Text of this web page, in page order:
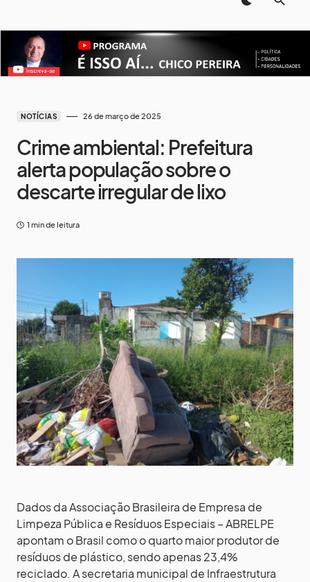
NOTÍCIAS 26 de março de 2025
Crime ambiental: Prefeitura
alerta população sobre o
descarte irregular de lixo
1 min de leitura
Dados da Associação Brasileira de Empresa de
Limpeza Pública e Resíduos Especiais – ABRELPE
apontam o Brasil como o quarto maior produtor de
resíduos de plástico, sendo apenas 23,4%
reciclado. A secretaria municipal de Infraestrutura